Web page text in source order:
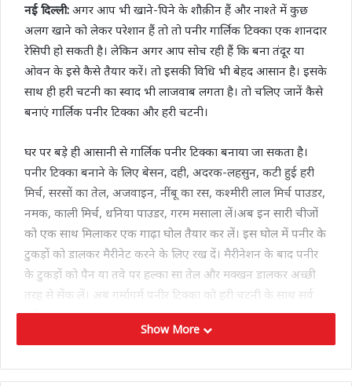
नई दिल्ली: अगर आप भी खाने-पिने के शौक़ीन हैं और नाश्ते में कुछ
अलग खाने को लेकर परेशान हैं तो तो पनीर गार्लिक टिक्का एक शानदार
रेसिपी हो सकती है। लेकिन अगर आप सोच रही हैं कि बना तंदूर या
ओवन के इसे कैसे तैयार करें। तो इसकी विधि भी बेहद आसान है। इसके
साथ ही हरी चटनी का स्वाद भी लाजवाब लगता है। तो चलिए जानें कैसे
बनाएं गार्लिक पनीर टिक्का और हरी चटनी।
घर पर बड़े ही आसानी से गार्लिक पनीर टिक्का बनाया जा सकता है।
पनीर टिक्का बनाने के लिए बेसन, दही, अदरक-लहसुन, कटी हुई हरी
मिर्च, सरसों का तेल, अजवाइन, नींबू का रस, कश्मीरी लाल मिर्च पाउडर,
नमक, काली मिर्च, धनिया पाउडर, गरम मसाला लें।अब इन सारी चीजों
को एक साथ मिलाकर एक गाढ़ा घोल तैयार कर लें। इस घोल में पनीर के
टुकड़ों को डालकर मैरीनेट करने के लिए रख दें। मैरीनेशन के बाद पनीर
के टुकड़ों को पैन या तवे पर हल्का सा तेल और मक्खन डालकर अच्छी
तरह से सेंक लें। अब गर्मागर्म पनीर टिक्का को हरी चटनी के साथ सर्व
करें।
चटनी बनाने के लिए हमें चाहिए चार से पांच लहसुन की कलियां, जीरा,
Show More